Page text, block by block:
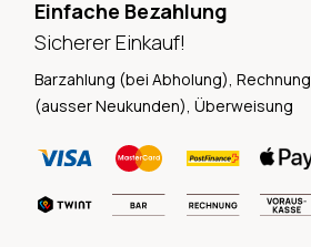
Einfache Bezahlung
Sicherer Einkauf!
Barzahlung (bei Abholung), Rechnung
(ausser Neukunden), Überweisung